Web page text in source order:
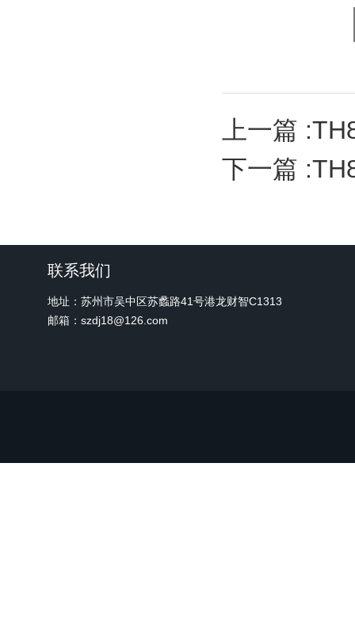
上一篇 :
下一篇 :
联系我们
地址：苏州市吴中区苏蠡路41号港龙财智C1313
邮箱：szdj18@126.com